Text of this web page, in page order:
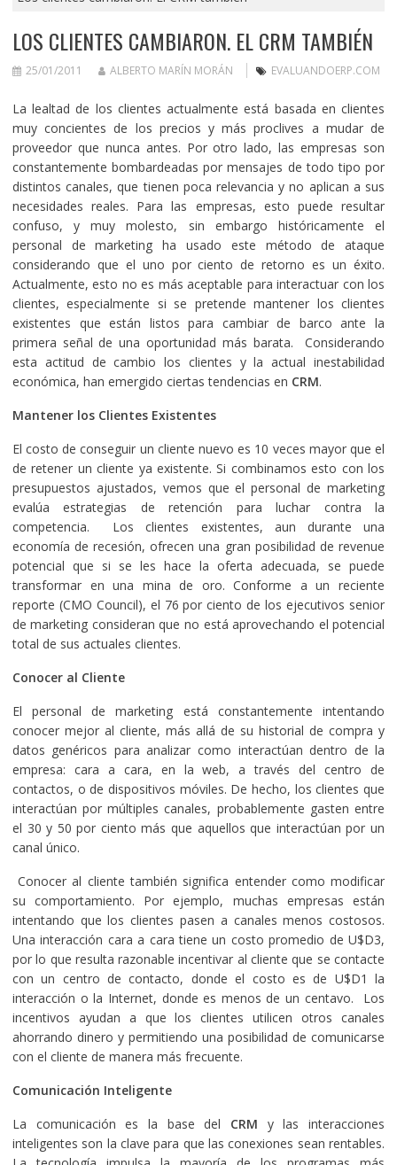
LOS CLIENTES CAMBIARON. EL CRM TAMBIÉN
25/01/2011 ALBERTO MARÍN MORÁN EVALUANDOERP.COM
La lealtad de los clientes actualmente está basada en clientes
muy concientes de los precios y más proclives a mudar de
proveedor que nunca antes. Por otro lado, las empresas son
constantemente bombardeadas por mensajes de todo tipo por
distintos canales, que tienen poca relevancia y no aplican a sus
necesidades reales. Para las empresas, esto puede resultar
confuso, y muy molesto, sin embargo históricamente el
personal de marketing ha usado este método de ataque
considerando que el uno por ciento de retorno es un éxito.
Actualmente, esto no es más aceptable para interactuar con los
clientes, especialmente si se pretende mantener los clientes
existentes que están listos para cambiar de barco ante la
primera señal de una oportunidad más barata. Considerando
esta actitud de cambio los clientes y la actual inestabilidad
económica, han emergido ciertas tendencias en CRM.
Mantener los Clientes Existentes
El costo de conseguir un cliente nuevo es 10 veces mayor que el
de retener un cliente ya existente. Si combinamos esto con los
presupuestos ajustados, vemos que el personal de marketing
evalúa estrategias de retención para luchar contra la
competencia. Los clientes existentes, aun durante una
economía de recesión, ofrecen una gran posibilidad de revenue
potencial que si se les hace la oferta adecuada, se puede
transformar en una mina de oro. Conforme a un reciente
reporte (CMO Council), el 76 por ciento de los ejecutivos senior
de marketing consideran que no está aprovechando el potencial
total de sus actuales clientes.
Conocer al Cliente
El personal de marketing está constantemente intentando
conocer mejor al cliente, más allá de su historial de compra y
datos genéricos para analizar como interactúan dentro de la
empresa: cara a cara, en la web, a través del centro de
contactos, o de dispositivos móviles. De hecho, los clientes que
interactúan por múltiples canales, probablemente gasten entre
el 30 y 50 por ciento más que aquellos que interactúan por un
canal único.
Conocer al cliente también significa entender como modificar
su comportamiento. Por ejemplo, muchas empresas están
intentando que los clientes pasen a canales menos costosos.
Una interacción cara a cara tiene un costo promedio de U$D3,
por lo que resulta razonable incentivar al cliente que se contacte
con un centro de contacto, donde el costo es de U$D1 la
interacción o la Internet, donde es menos de un centavo. Los
incentivos ayudan a que los clientes utilicen otros canales
ahorrando dinero y permitiendo una posibilidad de comunicarse
con el cliente de manera más frecuente.
Comunicación Inteligente
La comunicación es la base del CRM y las interacciones
inteligentes son la clave para que las conexiones sean rentables.